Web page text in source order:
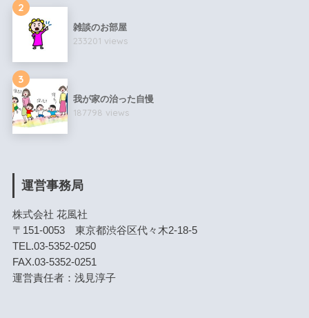
2
雑談のお部屋
233201 views
3
我が家の治った自慢
187798 views
運営事務局
株式会社 花風社
〒151-0053 東京都渋谷区代々木2-18-5
TEL.03-5352-0250
FAX.03-5352-0251
運営責任者：浅見淳子